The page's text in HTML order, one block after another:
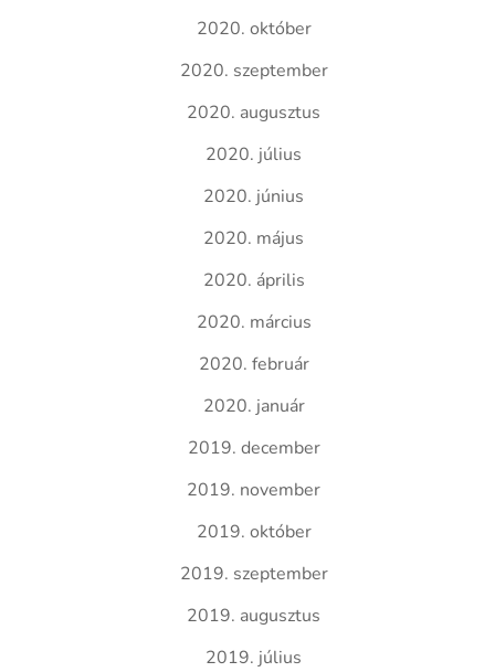
2020. október
2020. szeptember
2020. augusztus
2020. július
2020. június
2020. május
2020. április
2020. március
2020. február
2020. január
2019. december
2019. november
2019. október
2019. szeptember
2019. augusztus
2019. július